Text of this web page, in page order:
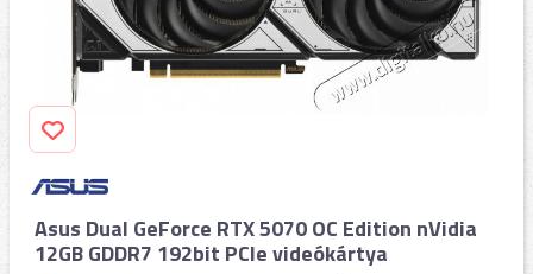
Asus Dual GeForce RTX 5070 OC Edition nVidia
12GB GDDR7 192bit PCIe videókártya